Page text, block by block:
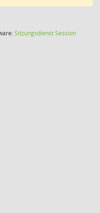
SitzungsdienstSession(Wird in